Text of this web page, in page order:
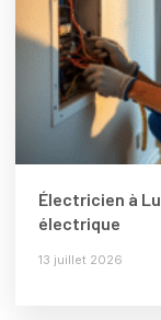
Électricien à
électrique
13 juillet 2026